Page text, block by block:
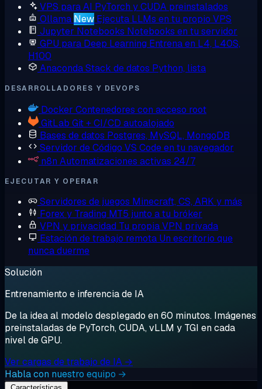
VPS para AI PyTorch y CUDA preinstalados
Ollama New Ejecuta LLMs en tu propio VPS
Jupyter Notebooks Notebooks en tu servidor
GPU para Deep Learning Entrena en L4, L40S,
H100
AnacondaStack de datos Python, lista
DESARROLLADORES Y DEVOPS
Docker Contenedores con acceso root
GitLab Git + CI/CD autoalojado
Bases de datos Postgres, MySQL, MongoDB
Servidor de Código VS Code en tu navegador
n8n Automatizaciones activas 24/7
EJECUTAR Y OPERAR
Servidores de juegos Minecraft, CS, ARK y más
Forex y Trading MT5 junto a tu bróker
VPN y privacidad Tu propia VPN privada
Estación de trabajo remota Un escritorio que
nunca duerme
Solución
Entrenamiento e inferencia de IA
De la idea al modelo desplegado en 60 minutos. Imágenes
preinstaladas de PyTorch, CUDA, vLLM y TGI en cada
nivel de GPU.
Ver cargas de trabajo de IA →
Habla con nuestro equipo →